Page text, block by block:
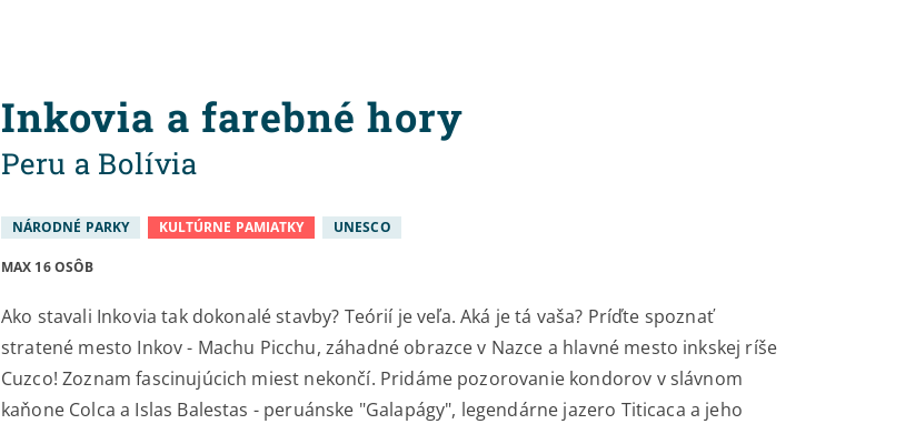
Inkovia a farebné hory
Peru a Bolívia
NÁRODNÉ PARKY KULTÚRNE PAMIATKY UNESCO
MAX 16 OSÔB
Ako stavali Inkovia tak dokonalé stavby? Teórií je veľa. Aká je tá vaša? Príďte spoznať
stratené mesto Inkov - Machu Picchu, záhadné obrazce v Nazce a hlavné mesto inkskej ríše
Cuzco! Zoznam fascinujúcich miest nekončí. Pridáme pozorovanie kondorov v slávnom
kaňone Colca a Islas Balestas - peruánske "Galapágy", legendárne jazero Titicaca a jeho